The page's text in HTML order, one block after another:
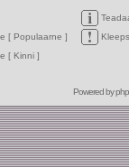
[ Populaarne ]
Kleeps
[ Kinni ]
Powered by